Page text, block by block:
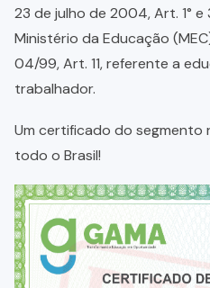
23 de julho de 2004, Art. 1° e
Ministério da Educação
04/99, Art. 11, referente a
trabalhador.
Um certificado do segmento
todo o Brasil!